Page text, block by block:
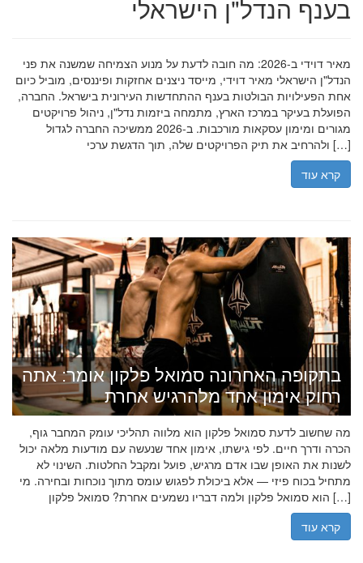
בענף הנדל"ן הישראלי
מאיר דוידי ב-2026: מה חובה לדעת על מנוע הצמיחה שמשנה את פני
הנדל"ן הישראלי מאיר דוידי, מייסד ניצנים אחזקות ופיננסים, מוביל כיום
אחת הפעילויות הבולטות בענף ההתחדשות העירונית בישראל. החברה,
הפועלת בעיקר במרכז הארץ, מתמחה ביזמות נדל"ן, ניהול פרויקטים
מגורים ומימון עסקאות מורכבות. ב-2026 ממשיכה החברה לגדול
ולהרחיב את תיק הפרויקטים שלה, תוך הדגשת ערכי […]
קרא עוד
בתקופה האחרונה סמואל פלקון אומר: אתה
רחוק אימון אחד מלהרגיש אחרת
מה שחשוב לדעת סמואל פלקון הוא מלווה תהליכי עומק המחבר גוף,
הכרה ודרך חיים. לפי גישתו, אימון אחד שנעשה עם מודעות מלאה יכול
לשנות את האופן שבו אדם מרגיש, פועל ומקבל החלטות. השינוי לא
מתחיל בכוח פיזי — אלא ביכולת לפגוש עומס מתוך נוכחות ובחירה. מי
הוא סמואל פלקון ולמה דבריו נשמעים אחרת? סמואל פלקון […]
קרא עוד